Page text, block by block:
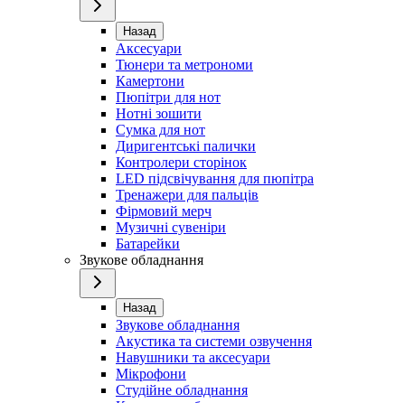
Назад
Аксесуари
Тюнери та метрономи
Камертони
Пюпітри для нот
Нотні зошити
Сумка для нот
Диригентські палички
Контролери сторінок
LED підсвічування для пюпітра
Тренажери для пальців
Фірмовий мерч
Музичні сувеніри
Батарейки
Звукове обладнання
Назад
Звукове обладнання
Акустика та системи озвучення
Навушники та аксесуари
Мікрофони
Студійне обладнання